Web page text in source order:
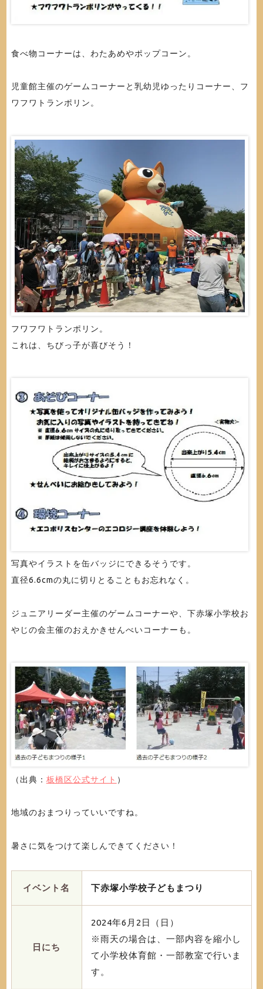
食べ物コーナーは、わたあめやポップコーン。
児童館主催のゲームコーナーと乳幼児ゆったりコーナー、フ
ワフワトランポリン。
フワフワトランポリン。
これは、ちびっ子が喜びそう！
写真やイラストを缶バッジにできるそうです。
直径6.6cmの丸に切りとることもお忘れなく。
ジュニアリーダー主催のゲームコーナーや、下赤塚小学校お
やじの会主催のおえかきせんべいコーナーも。
（出典： 板橋区公式サイト ）
地域のおまつりっていいですね。
暑さに気をつけて楽しんできてください！
イベント名 下赤塚小学校子どもまつり
日にち
2024年6月2日（日）
※雨天の場合は、一部内容を縮小し
て小学校体育館・一部教室で行いま
す。